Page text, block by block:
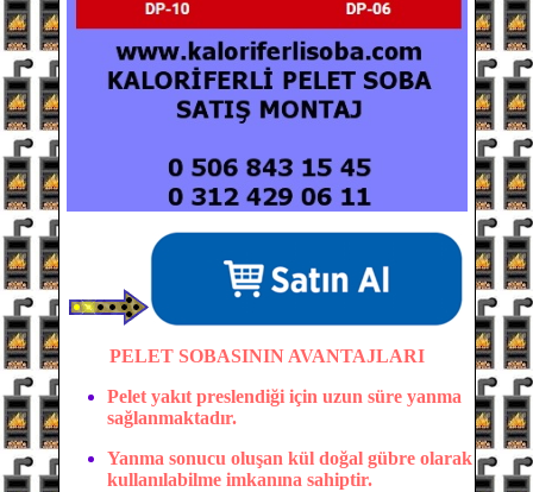
PELET SOBASININ AVANTAJLARI
Pelet yakıt preslendiği için uzun süre yanma
sağlanmaktadır.
Yanma sonucu oluşan kül doğal gübre olarak
kullanılabilme imkanına sahiptir.